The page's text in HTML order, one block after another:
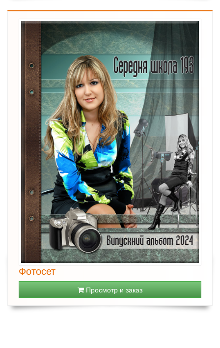
Фотосет
Просмотр и заказ